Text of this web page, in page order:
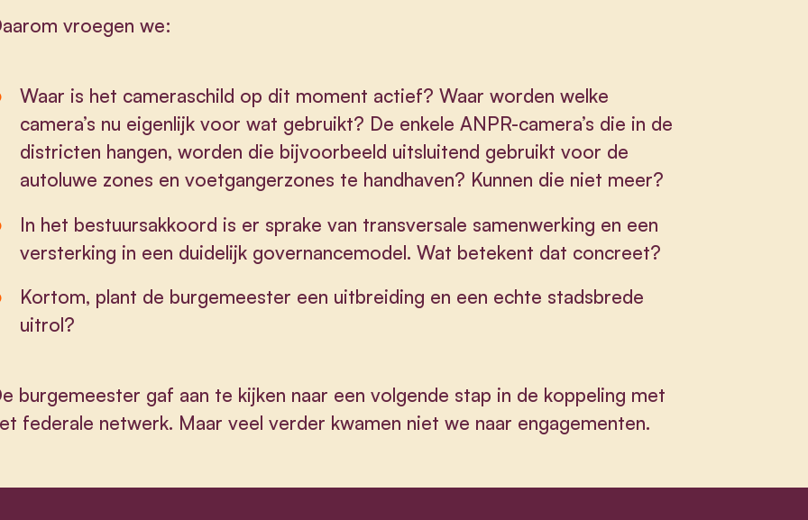
vroegen we:
Waar is het cameraschild op dit moment actief? Waar worden welke
camera’s nu eigenlijk voor wat gebruikt? De enkele ANPR-camera’s die in de
districten hangen, worden die bijvoorbeeld uitsluitend gebruikt voor de
autoluwe zones en voetgangerzones te handhaven? Kunnen die niet meer?
In het bestuursakkoord is er sprake van transversale samenwerking en een
versterking in een duidelijk governancemodel. Wat betekent dat concreet?
Kortom, plant de burgemeester een uitbreiding en een echte stadsbrede
uitrol?
burgemeester gaf aan te kijken naar een volgende stap in de koppeling met
federale netwerk. Maar veel verder kwamen niet we naar engagementen.